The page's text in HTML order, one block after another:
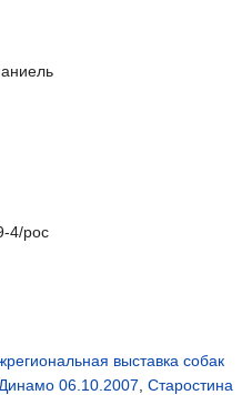
4/рос
выставка собак
06.10.2007 Старостина